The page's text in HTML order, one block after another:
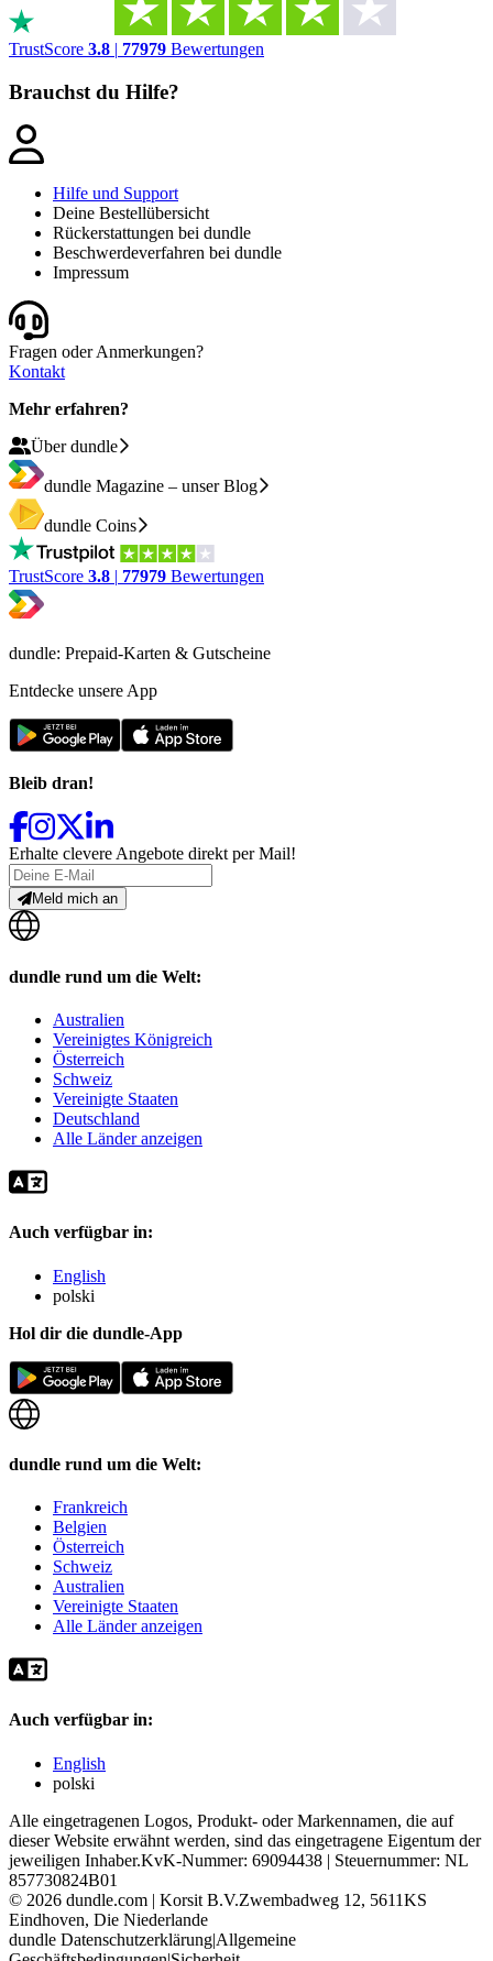
TrustScore 3.8 | 77979 Bewertungen
Brauchst du Hilfe?
Hilfe und Support
Deine Bestellübersicht
Rückerstattungen bei dundle
Beschwerdeverfahren bei dundle
Impressum
Fragen oder Anmerkungen?
Kontakt
Mehr erfahren?
Über dundle
dundle Magazine – unser Blog
dundle Coins
TrustScore 3.8 | 77979 Bewertungen
dundle: Prepaid-Karten & Gutscheine
Entdecke unsere App
Bleib dran!
Erhalte clevere Angebote direkt per Mail!
Meld mich an
dundle rund um die Welt:
Australien
Vereinigtes Königreich
Österreich
Schweiz
Vereinigte Staaten
Deutschland
Alle Länder anzeigen
Auch verfügbar in:
English
polski
Hol dir die dundle-App
dundle rund um die Welt:
Frankreich
Belgien
Österreich
Schweiz
Australien
Vereinigte Staaten
Alle Länder anzeigen
Auch verfügbar in:
English
polski
Alle eingetragenen Logos, Produkt- oder Markennamen, die auf
dieser Website erwähnt werden, sind das eingetragene Eigentum der
jeweiligen Inhaber.KvK-Nummer: 69094438 | Steuernummer: NL
857730824B01
© 2026 dundle.com | Korsit B.V.Zwembadweg 12, 5611KS
Eindhoven, Die Niederlande
dundle Datenschutzerklärung|Allgemeine